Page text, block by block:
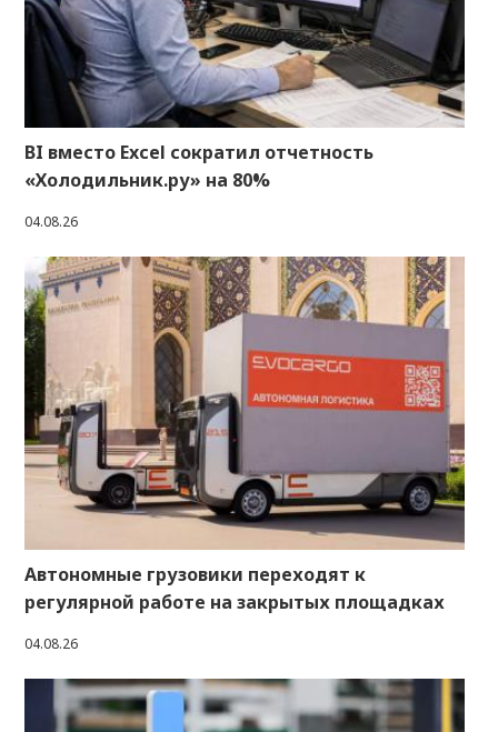
BI вместо Excel сократил отчетность
«Холодильник.ру» на 80%
04.08.26
Автономные грузовики переходят к
регулярной работе на закрытых площадках
04.08.26